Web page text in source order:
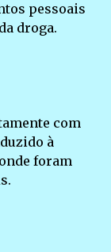
pessoais
droga.
com
à
foram